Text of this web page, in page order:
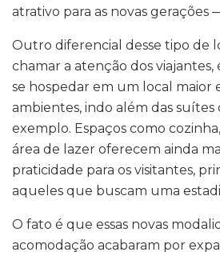
atrativo para as novas gerações
Outro diferencial desse tipo de
chamar a atenção dos viajantes,
se hospedar em um local maior
ambientes, indo além das suítes
exemplo. Espaços como
área de lazer oferecem ainda
praticidade para os visitantes,
aqueles que buscam uma
O fato é que essas novas
acomodação acabaram por